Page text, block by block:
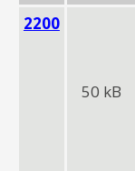
2200
50 kB